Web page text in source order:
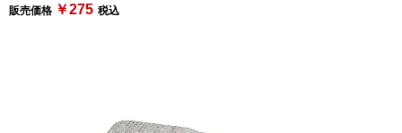
販売価格 ￥275 税込